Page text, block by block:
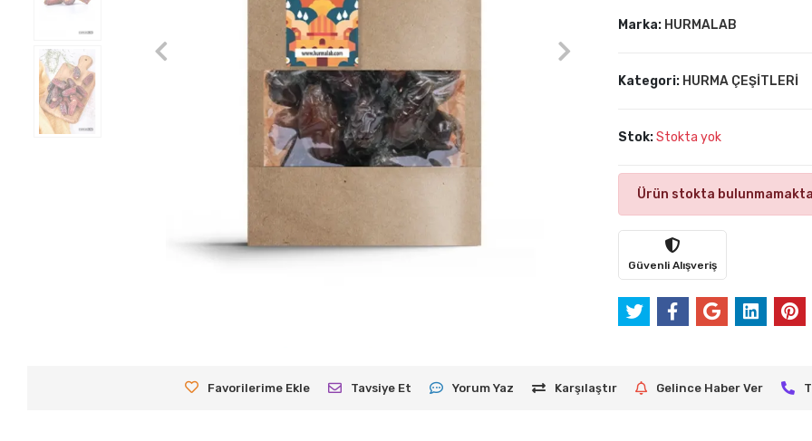
Marka: HURMALAB
Kategori: HURMA ÇEŞİTLERİ
Stok:Stokta yok
Ürün stokta
Güvenli Alışveriş
Favorilerime Ekle Tavsiye Et Yorum Yaz Karşılaştır Gelince Haber Ver